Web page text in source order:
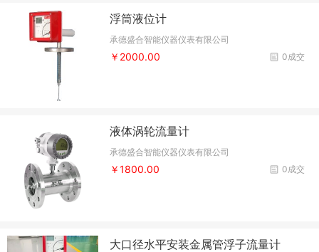
浮筒液位计
承德盛合智能仪器仪表有限公司
0成交
￥2000.00
液体涡轮流量计
承德盛合智能仪器仪表有限公司
0成交
￥1800.00
大口径水平安装金属管浮子流量计